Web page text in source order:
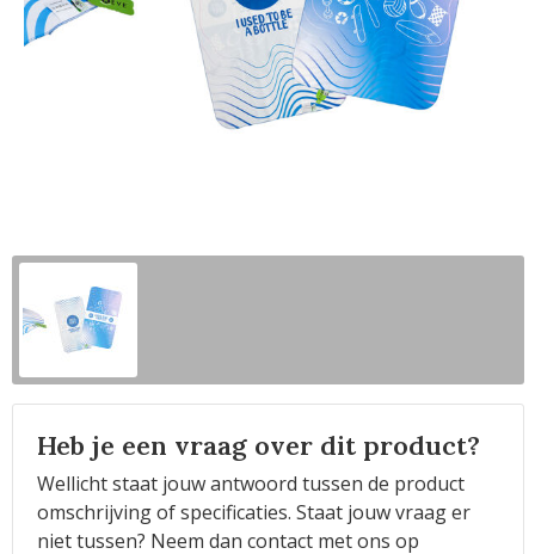
Horeca
Heb je een vraag over dit product?
Wellicht staat jouw antwoord tussen de product
omschrijving of specificaties. Staat jouw vraag er
niet tussen? Neem dan contact met ons op